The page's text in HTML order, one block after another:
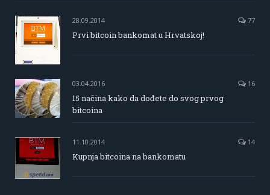
28.09.2014 77
Prvi bitcoin bankomat u Hrvatskoj!
03.04.2016 16
15 načina kako da dođete do svog prvog
bitcoina
11.10.2014 14
Kupnja bitcoina na bankomatu